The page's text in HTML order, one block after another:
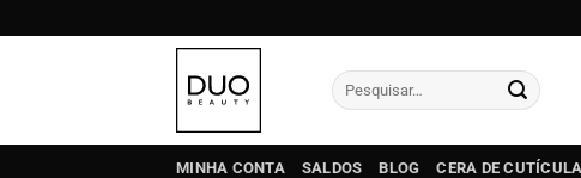
to
Pesquisar
por:
MINHA CONTA SALDOS BLOG CERA DE CUTÍCULA